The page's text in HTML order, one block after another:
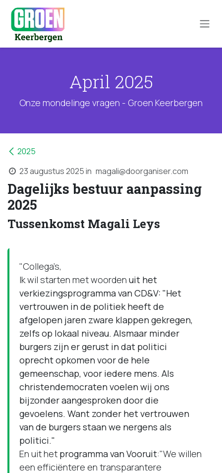
Overslaan naar inhoud
April 2025
Onze mondelinge vragen - Groen Keerbergen
2025
23 augustus 2025in magali@doorganiser.com
Dagelijks bestuur aanpassing
2025
Tussenkomst Magali Leys
"Collega’s,
Ik wil starten met woorden uit het
verkiezingsprogramma van CD&V: "Het
vertrouwen in de politiek heeft de
afgelopen jaren zware klappen gekregen,
zelfs op lokaal niveau. Alsmaar minder
burgers zijn er gerust in dat politici
oprecht opkomen voor de hele
gemeenschap, voor iedere mens. Als
christendemocraten voelen wij ons
bijzonder aangesproken door die
gevoelens. Want zonder het vertrouwen
van de burgers staan we nergens als
politici."
En uit het programma van Vooruit:"We willen
een efficiëntere en transparantere